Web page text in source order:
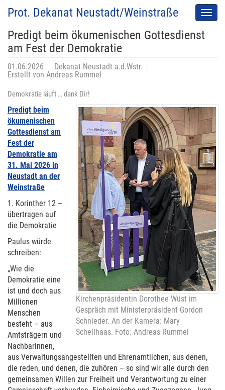
Prot. Dekanat Neustadt/Weinstraße
Predigt beim ökumenischen Gottesdienst
am Fest der Demokratie
01.06.2026
Dekanat Neustadt a.d.Wstr.
Erstellt von Andreas Rummel
Demokratie läuft … dank Dir!
Kirchenpräsidentin Dorothee Wüst im
Gespräch mit Ministerpräsident Gordon
Schnieder. An der Kamera: Mary
Schellhaas. Foto: Andreas Rummel
Predigt beim
ökumenischen
Gottesdienst am
Fest der
Demokratie am
31. Mai 2026 in
Neustadt an der
Weinstraße
1. Korinther 12 –
übertragen auf
die Demokratie
Paulus würde
schreiben:
„Wie die
Demokratie eine
ist und doch aus
Millionen
Menschen
besteht – aus
Amtsträgern und
Nachbarinnen,
aus Verwaltungsangestellten und Ehrenamtlichen, aus denen,
die reden, und denen, die zuhören – so sind wir alle durch den
gemeinsamen Willen zur Freiheit und Verantwortung zu einer